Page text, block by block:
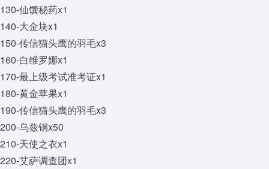
130-仙馔秘药x1
140-大金块x1
150-传信猫头鹰的羽毛x3
160-白维罗娜x1
170-最上级考试准考证x1
180-黄金苹果x1
190-传信猫头鹰的羽毛x3
200-乌兹钢x50
210-天使之衣x1
220-艾萨调查团x1